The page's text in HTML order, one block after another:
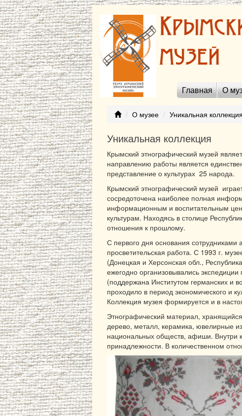
Главная О
О музее Уникальная коллекция
Уникальная коллекция
Крымский этнографический музей
направлению работы является
представление о культурах 25 народа.
Крымский этнографический музей
сосредоточена наиболее полная
информационным и воспитательным
культурам. Находясь в столице
отношения к прошлому.
С первого дня основания сотрудниками
просветительская работа. С 1993 г.
(Донецкая и Херсонская обл.,
ежегодно организовывались
(поддержана Институтом германских и
проходило в период экономического и
Коллекция музея формируется и в
Этнографический материал,
дерево, металл, керамика, ювелирные
национальных обществ, афиши. Внутри
принадлежности. В количественном